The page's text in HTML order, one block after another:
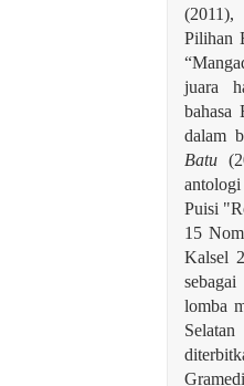
Pilihan
juara
bahasa
dalam
Batu
Puisi
15
Kalsel
lomba